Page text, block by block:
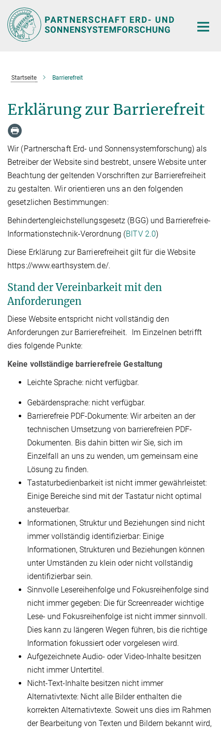
Hauptinhalt
Startseite Barrierefreit
Erklärung zur Barrierefreit
Wir (Partnerschaft Erd- und Sonnensystemforschung) als
Betreiber der Website sind bestrebt, unsere Website unter
Beachtung der geltenden Vorschriften zur Barrierefreiheit
zu gestalten. Wir orientieren uns an den folgenden
gesetzlichen Bestimmungen:
Behindertengleichstellungsgesetz (BGG) und Barrierefreie-
Informationstechnik-Verordnung (BITV 2.0)
Diese Erklärung zur Barrierefreiheit gilt für die Website
https://www.earthsystem.de/.
Stand der Vereinbarkeit mit den
Anforderungen
Diese Website entspricht nicht vollständig den
Anforderungen zur Barrierefreiheit. Im Einzelnen betrifft
dies folgende Punkte:
Keine vollständige barrierefreie Gestaltung
Leichte Sprache: nicht verfügbar.
Gebärdensprache: nicht verfügbar.
Barrierefreie PDF-Dokumente: Wir arbeiten an der
technischen Umsetzung von barrierefreien PDF-
Dokumenten. Bis dahin bitten wir Sie, sich im
Einzelfall an uns zu wenden, um gemeinsam eine
Lösung zu finden.
Tastaturbedienbarkeit ist nicht immer gewährleistet:
Einige Bereiche sind mit der Tastatur nicht optimal
ansteuerbar.
Informationen, Struktur und Beziehungen sind nicht
immer vollständig identifizierbar: Einige
Informationen, Strukturen und Beziehungen können
unter Umständen zu klein oder nicht vollständig
identifizierbar sein.
Sinnvolle Lesereihenfolge und Fokusreihenfolge sind
nicht immer gegeben: Die für Screenreader wichtige
Lese- und Fokusreihenfolge ist nicht immer sinnvoll.
Dies kann zu längeren Wegen führen, bis die richtige
Information fokussiert oder vorgelesen wird.
Aufgezeichnete Audio- oder Video-Inhalte besitzen
nicht immer Untertitel.
Nicht-Text-Inhalte besitzen nicht immer
Alternativtexte: Nicht alle Bilder enthalten die
korrekten Alternativtexte. Soweit uns dies im Rahmen
der Bearbeitung von Texten und Bildern bekannt wird,